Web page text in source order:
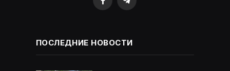
FacebookTelegram
ПОСЛЕДНИЕ НОВОСТИ